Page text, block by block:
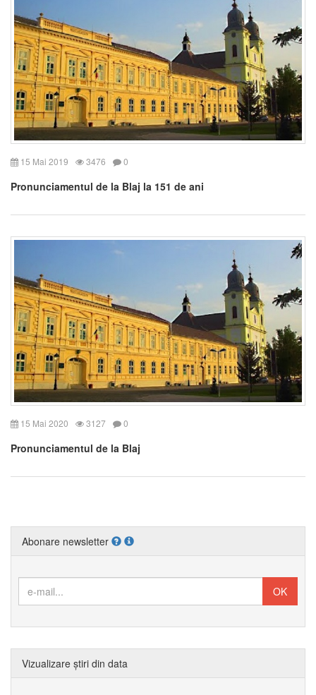
15 Mai 2019 3476 0
Pronunciamentul de la Blaj la 151 de ani
15 Mai 2020 3127 0
Pronunciamentul de la Blaj
Abonare newsletter
Vizualizare știri din data